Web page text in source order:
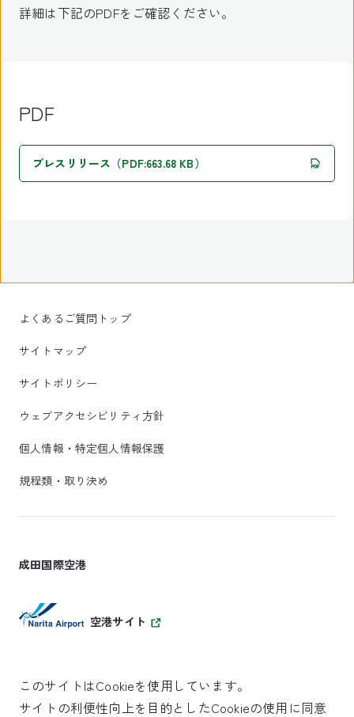
詳細は下記のPDFをご確認ください。
PDF
プレスリリース（PDF:663.68 KB）
よくあるご質問トップ
サイトマップ
サイトポリシー
ウェブアクセシビリティ方針
個人情報・特定個人情報保護
規程類・取り決め
成田国際空港
空港サイト
このサイトはCookieを使用しています。
サイトの利便性向上を目的としたCookieの使用に同意